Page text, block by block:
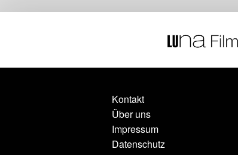
Kontakt
Über uns
Impressum
Datenschutz